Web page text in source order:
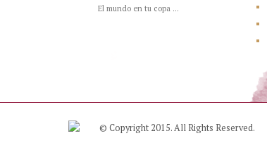
El mundo en tu copa ...
© Copyright 2015. All Rights Reserved.